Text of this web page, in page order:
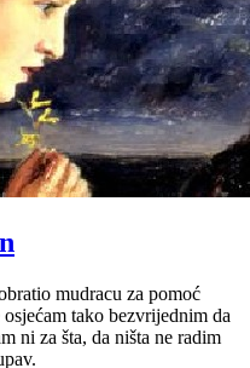
mudracu za pomoć
tako bezvrijednim da
ni za šta, da ništa ne radim